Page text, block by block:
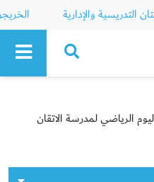
التدريسية والإدارية
الرياضي لمدرسة الاتقان